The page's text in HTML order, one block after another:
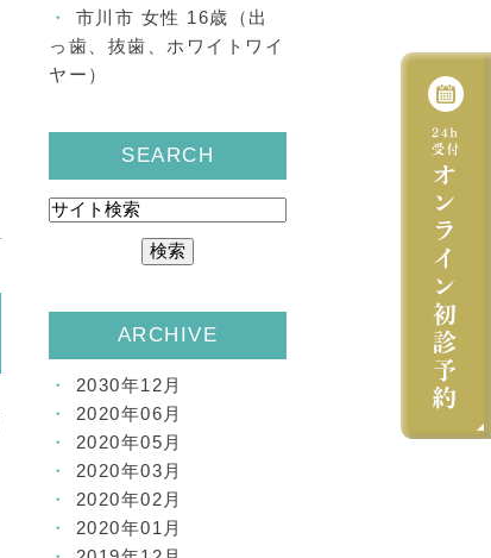
市川市 女性 16歳（出
っ歯、抜歯、ホワイトワイ
ヤー）
SEARCH
ARCHIVE
2030年12月
2020年06月
2020年05月
2020年03月
2020年02月
2020年01月